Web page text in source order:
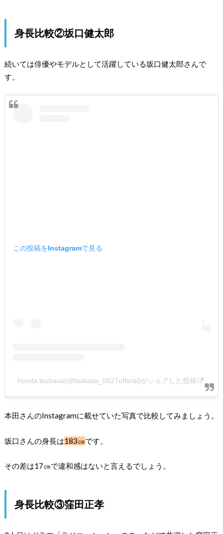
身長比較②坂口健太郎
続いては俳優やモデルとして活躍している坂口健太郎さんで
す。
この投稿をInstagramで見る
honda tsubasa(@tsubasa_0627official)がシェアした投稿
本田さんのInstagramに載せていた写真で比較してみましょう。
坂口さんの身長は183㎝です。
その差は17㎝で違和感はないと言えるでしょう。
身長比較③窪田正孝